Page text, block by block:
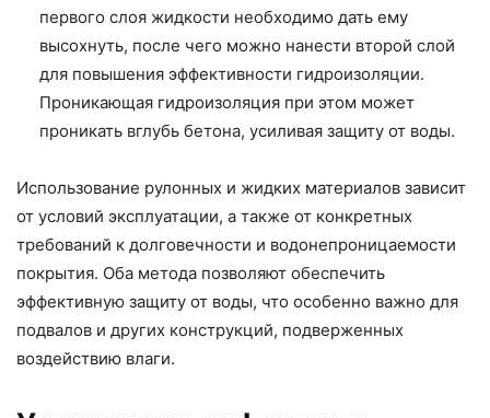
первого слоя жидкости необходимо дать ему
высохнуть, после чего можно нанести второй слой
для повышения эффективности гидроизоляции.
Проникающая гидроизоляция при этом может
проникать вглубь бетона, усиливая защиту от воды.
Использование рулонных и жидких материалов зависит
от условий эксплуатации, а также от конкретных
требований к долговечности и водонепроницаемости
покрытия. Оба метода позволяют обеспечить
эффективную защиту от воды, что особенно важно для
подвалов и других конструкций, подверженных
воздействию влаги.